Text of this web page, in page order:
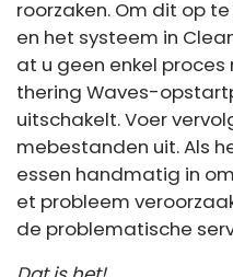
roorzaken. Om dit op
en het systeem in
at u geen enkel
thering Waves-
uitschakelt. Voer
mebestanden uit. Als
essen handmatig in
et probleem
de problematische